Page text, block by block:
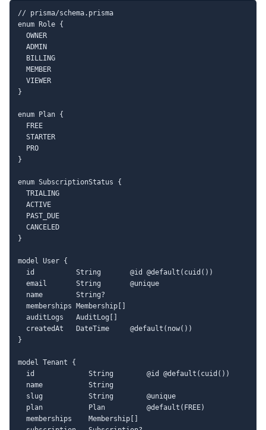
// prisma/schema.prisma
enum Role {
  OWNER
  ADMIN
  BILLING
  MEMBER
  VIEWER
}
enum Plan {
  FREE
  STARTER
  PRO
}
enum SubscriptionStatus {
  TRIALING
  ACTIVE
  PAST_DUE
  CANCELED
}
model User {
  id          String       @id @default(cuid())
  email       String       @unique
  name        String?
  memberships Membership[]
  auditLogs   AuditLog[]
  createdAt   DateTime     @default(now())
}
model Tenant {
  id             String        @id @default(cuid())
  name           String
  slug           String        @unique
  plan           Plan          @default(FREE)
  memberships    Membership[]